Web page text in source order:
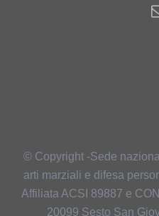
© Copyright -Sede
arti marziali e difesa
Affiliata ACSI 89887 e
20099 Sesto San